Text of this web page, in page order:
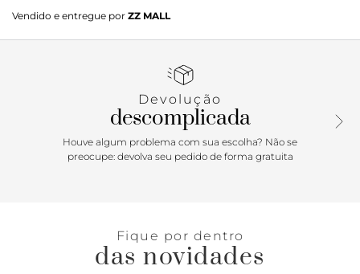
sapato tem salto mínimo bloco e formato arredondado na
ponta. Fechado, traz recorte lateral na gáspea, além de
Com palmilha na cor do sapato e inscrição do nome da
Vendido e entregue por ZZ MALL
Devolução
descomplicada
Houve algum problema com sua escolha? Não se
preocupe: devolva seu pedido de forma gratuita
Fique por dentro
das novidades